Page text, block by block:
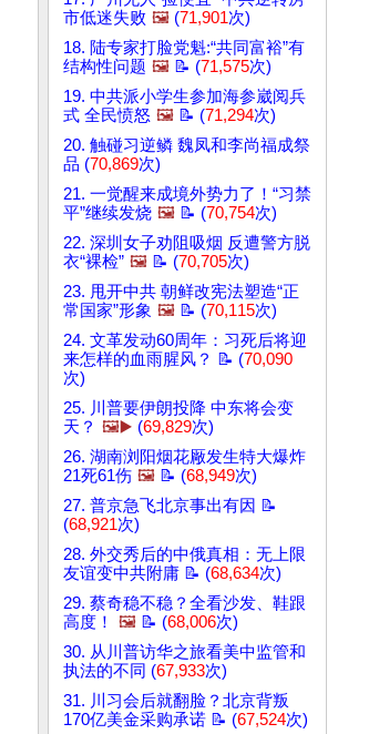
市低迷失败 🖼️ (71,901次)
18. 陆专家打脸党魁:“共同富裕”有
结构性问题 🖼️ 📝 (71,575次)
19. 中共派小学生参加海参崴阅兵
式 全民愤怒 🖼️ 📝 (71,294次)
20. 触碰习逆鳞 魏凤和李尚福成祭
品 (70,869次)
21. 一觉醒来成境外势力了！“习禁
平”继续发烧 🖼️ 📝 (70,754次)
22. 深圳女子劝阻吸烟 反遭警方脱
衣“裸检” 🖼️ 📝 (70,705次)
23. 甩开中共 朝鲜改宪法塑造“正
常国家”形象 🖼️ 📝 (70,115次)
24. 文革发动60周年：习死后将迎
来怎样的血雨腥风？ 📝 (70,090
次)
25. 川普要伊朗投降 中东将会变
天？ 🖼️▶️ (69,829次)
26. 湖南浏阳烟花厰发生特大爆炸
21死61伤 🖼️ 📝 (68,949次)
27. 普京急飞北京事出有因 📝
(68,921次)
28. 外交秀后的中俄真相：无上限
友谊变中共附庸 📝 (68,634次)
29. 蔡奇稳不稳？全看沙发、鞋跟
高度！
🖼️ 📝 (68,006次)
30. 从川普访华之旅看美中监管和
执法的不同 (67,933次)
31. 川习会后就翻脸？北京背叛
170亿美金采购承诺 📝 (67,524次)